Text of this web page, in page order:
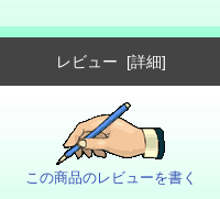
レビュー [詳細]
この商品のレビューを書く